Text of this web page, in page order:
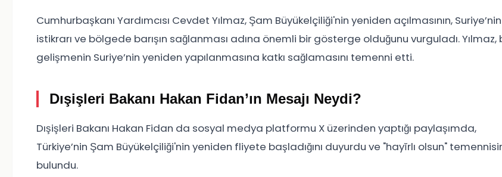
Cumhurbaşkanı Yardımcısı Cevdet Yılmaz, Şam Büyükelçiliği'nin yeniden açılmasının, Suriye’nin
istikrarı ve bölgede barışın sağlanması adına önemli bir gösterge olduğunu vurguladı. Yılmaz,
gelişmenin Suriye’nin yeniden yapılanmasına katkı sağlamasını temenni etti.
Dışişleri Bakanı Hakan Fidan’ın Mesajı Neydi?
Dışişleri Bakanı Hakan Fidan da sosyal medya platformu X üzerinden yaptığı paylaşımda,
Türkiye’nin Şam Büyükelçiliği'nin yeniden fliyete başladığını duyurdu ve "hayĭrlı olsun"
bulundu.